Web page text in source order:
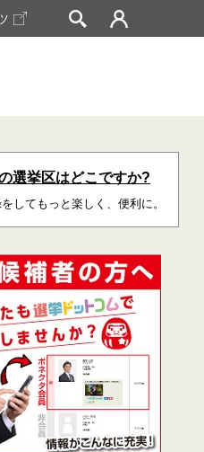
選挙区はどこですか?
してもっと楽しく、便利に。